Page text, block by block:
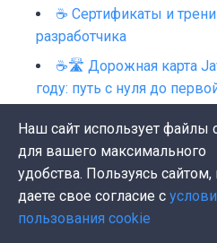
☕ Сертификаты и
разработчика
☕🛣️ Дорожная карта
году: путь с нуля до
Backend Java
Наш сайт использует файлы
для вашего максимального
удобства. Пользуясь
даете свое согласие с
пользования cookie